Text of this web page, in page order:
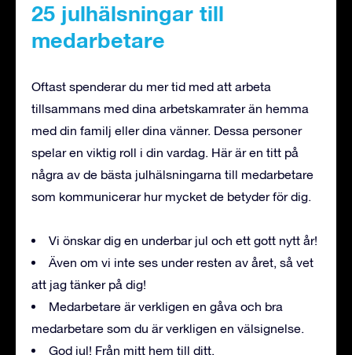
25 julhälsningar till
medarbetare
Oftast spenderar du mer tid med att arbeta
tillsammans med dina arbetskamrater än hemma
med din familj eller dina vänner. Dessa personer
spelar en viktig roll i din vardag. Här är en titt på
några av de bästa julhälsningarna till medarbetare
som kommunicerar hur mycket de betyder för dig.
Vi önskar dig en underbar jul och ett gott nytt år!
Även om vi inte ses under resten av året, så vet
att jag tänker på dig!
Medarbetare är verkligen en gåva och bra
medarbetare som du är verkligen en välsignelse.
God jul! Från mitt hem till ditt.